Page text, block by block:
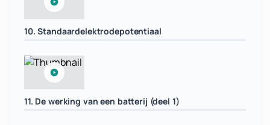
10. Standaardelektrodepotentiaal
11. De werking van een batterij (deel 1)